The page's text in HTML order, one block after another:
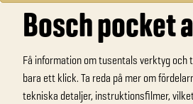
Bosch pocket
Få information om tusentals verktyg och
bara ett klick. Ta reda på mer om
tekniska detaljer, instruktionsfilmer,